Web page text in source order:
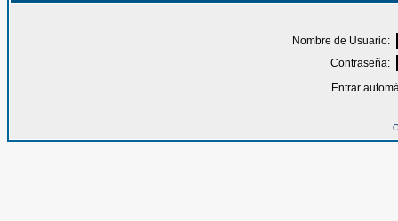
Nombre de Usuario:
Contraseña:
Entrar